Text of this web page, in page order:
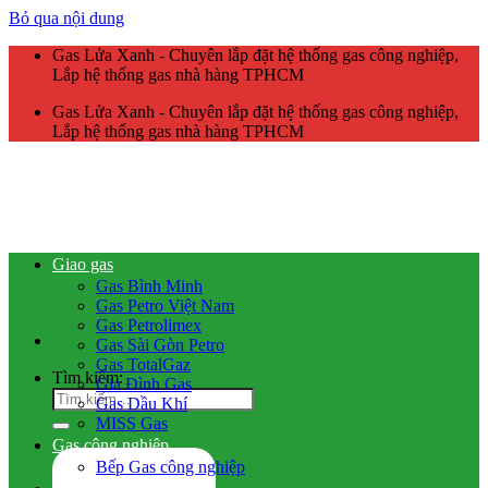
Bỏ qua nội dung
Gas Lửa Xanh - Chuyên lắp đặt hệ thống gas công nghiệp,
Lắp hệ thống gas nhà hàng TPHCM
Gas Lửa Xanh - Chuyên lắp đặt hệ thống gas công nghiệp,
Lắp hệ thống gas nhà hàng TPHCM
Tìm kiếm:
Giao gas
Gas Bình Minh
Gas Petro Việt Nam
Gas Petrolimex
Gas Sài Gòn Petro
Gas TotalGaz
Gia Đình Gas
Gas Dầu Khí
MISS Gas
Gas công nghiệp
Bếp Gas công nghiệp